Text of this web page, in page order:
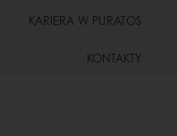
KARIERA W PURATOS
KONTAKTY